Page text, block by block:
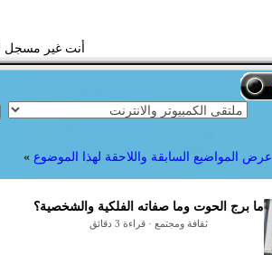
أنت غير مسجل
عرض المواضيع السابقة واللاحقة لهذا الموضوع »
ما برج الحوت وما صفاته الفلكية والشخصية؟
ثقافة ومجتمع · قراءة 3 دقائق